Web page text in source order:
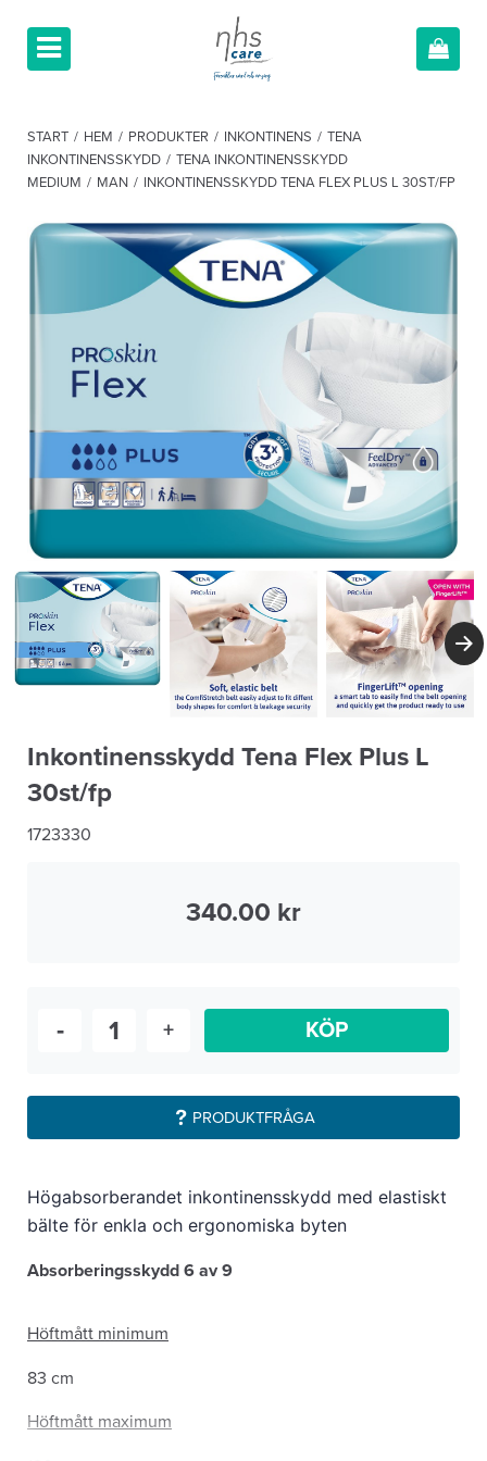
START / HEM / PRODUKTER / INKONTINENS / TENA
INKONTINENSSKYDD / TENA INKONTINENSSKYDD
MEDIUM / MAN / INKONTINENSSKYDD TENA FLEX PLUS L 30ST/FP
Inkontinensskydd Tena Flex Plus L
30st/fp
1723330
340.00
PRODUKTFRÅGA
- + KÖP
Högabsorberandet inkontinensskydd med elastiskt
bälte för enkla och ergonomiska byten
Absorberingsskydd 6 av 9
Höftmått minimum
83 cm
Höftmått maximum